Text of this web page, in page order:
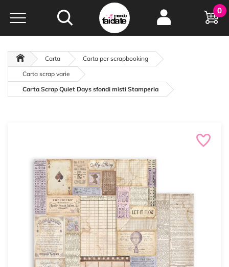
Hobby e
creatività...
oltre 15 anni online
0
Carta
Carta per scrapbooking
Carta scrap varie
Carta Scrap Quiet Days sfondi misti Stamperia